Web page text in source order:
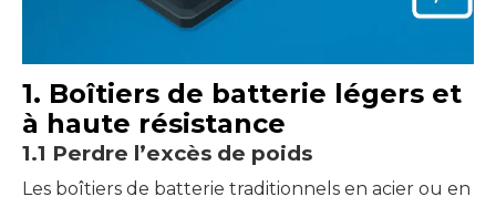
1. Boîtiers de batterie légers et
à haute résistance
1.1 Perdre l’excès de poids
Les boîtiers de batterie traditionnels en acier ou en